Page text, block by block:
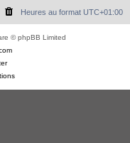
h
Heures au format UTC+01:00
© phpBB Limited